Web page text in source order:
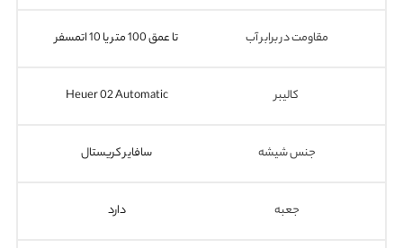
مقاومت در برابر آب تا عمق 100 متر یا 10 اتمسفر
کالیبر Heuer 02 Automatic
جنس شیشه سافایر کریستال
جعبه دارد